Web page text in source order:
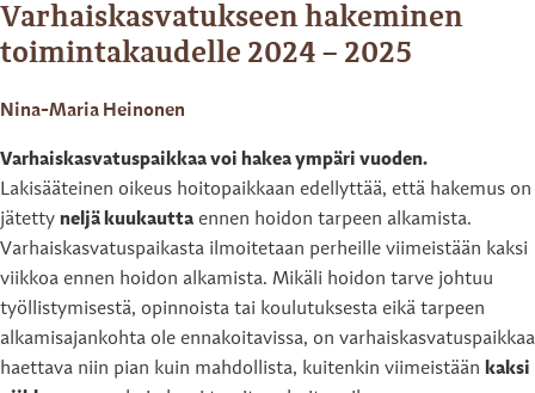
Varhaiskasvatukseen hakeminen
toimintakaudelle 2024 – 2025
Nina-Maria Heinonen
Varhaiskasvatuspaikkaa voi hakea ympäri vuoden.
Lakisääteinen oikeus hoitopaikkaan edellyttää, että hakemus on
jätetty neljä kuukautta ennen hoidon tarpeen alkamista.
Varhaiskasvatuspaikasta ilmoitetaan perheille viimeistään kaksi
viikkoa ennen hoidon alkamista. Mikäli hoidon tarve johtuu
työllistymisestä, opinnoista tai koulutuksesta eikä tarpeen
alkamisajankohta ole ennakoitavissa, on varhaiskasvatuspaikkaa
haettava niin pian kuin mahdollista, kuitenkin viimeistään kaksi